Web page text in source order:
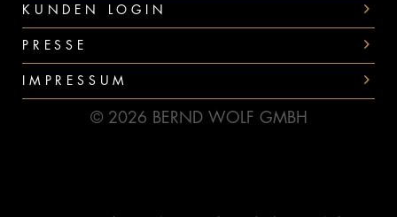
KUNDEN LOGIN
PRESSE
IMPRESSUM
© 2026 BERND WOLF GMBH